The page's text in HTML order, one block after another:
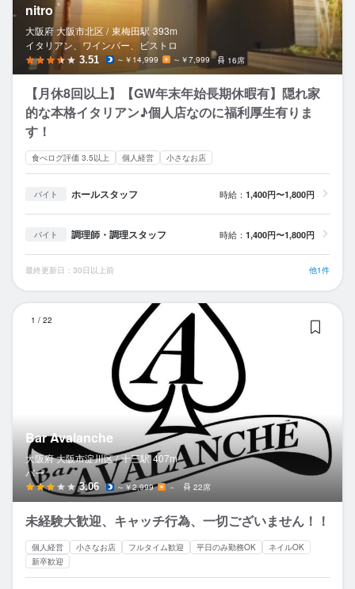
nitro
大阪府 大阪市北区 / 東梅田駅 393m
イタリアン、ワインバー、ビストロ
3.51 ～￥14,999 ～￥7,999 16席
【月休8回以上】【GW年末年始長期休暇有】隠れ家
的な本格イタリアン♪個人店なのに福利厚生有りま
す！
食べログ評価 3.5以上 個人経営 小さなお店
バイト ホールスタッフ 時給： 1,400円〜1,800円
バイト 調理師・調理スタッフ 時給： 1,400円〜1,800円
最終更新日：30日以上前 他1件
1 / 22
Bar Avalanche
大阪府 大阪市淀川区 / 十三駅 407m
バー
3.06 ～￥2,999 － 22席
未経験大歓迎、キャッチ行為、一切ございません！！
個人経営 小さなお店 フルタイム歓迎 平日のみ勤務OK
ネイルOK
新卒歓迎